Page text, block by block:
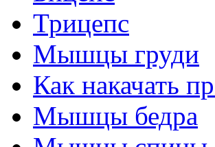
Трицепс
Мышцы груди
Как накачать
Мышцы бедра